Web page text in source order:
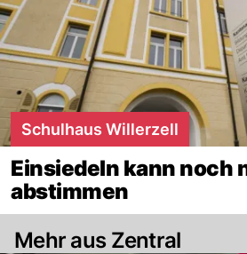
Schulhaus Willerzell
Einsiedeln kann noch
abstimmen
Mehr aus Zentral